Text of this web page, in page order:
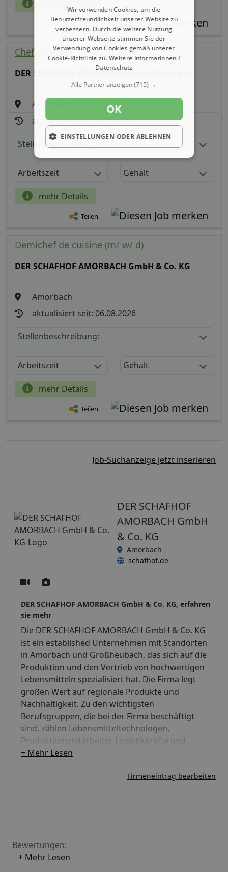
Teilen
Chef de Partie (m/ w/ d)
DER SCHAFHOF AMORBACH GmbH & Co. KG
Amorbach
aktualisiert seit: 06.08.2026
Stellenbeschreibung:
Arbeitszeit Gehalt
mehr Details
Teilen
Demichef de cuisine (m/ w/ d)
DER SCHAFHOF AMORBACH GmbH & Co. KG
Amorbach
aktualisiert seit: 06.08.2026
Stellenbeschreibung:
Arbeitszeit Gehalt
mehr Details
Teilen
Job-Suchanzeige jetzt inserieren
DER SCHAFHOF
AMORBACH GmbH
& Co. KG
Amorbach
schafhof.de
DER SCHAFHOF AMORBACH GmbH & Co. KG, erfahren
sie mehr
Die DER SCHAFHOF AMORBACH GmbH & Co. KG
ist ein established Unternehmen mit Standorten
in Amorbach und Großheubach, das sich auf die
Produktion und den Vertrieb von hochwertigen
Lebensmitteln spezialisiert hat. Die Firma legt
großen Wert auf regionale Produkte und
Nachhaltigkeit. Zu den wichtigsten
Berufsgruppen, die bei der Firma beschäftigt
sind, zählen Lebensmitteltechnologen,
Produktionsmitarbeiter, Logistikkräfte und
Vertriebsspezialisten. Mit ihrer Website
umfangreiches Sortiment und informiert über
+ Mehr Lesen
Firmeneintrag bearbeiten
Bewertungen:
+ Mehr Lesen
Wir verwenden Cookies, um die
Benutzerfreundlichkeit unserer Website zu
verbessern. Durch die weitere Nutzung
unserer Webseite stimmen Sie der
Verwendung von Cookies gemäß unserer
Cookie-Richtlinie zu.Weitere Informationen /
Datenschutz
Alle Partner anzeigen(715) →
OK
EINSTELLUNGEN ODER ABLEHNEN